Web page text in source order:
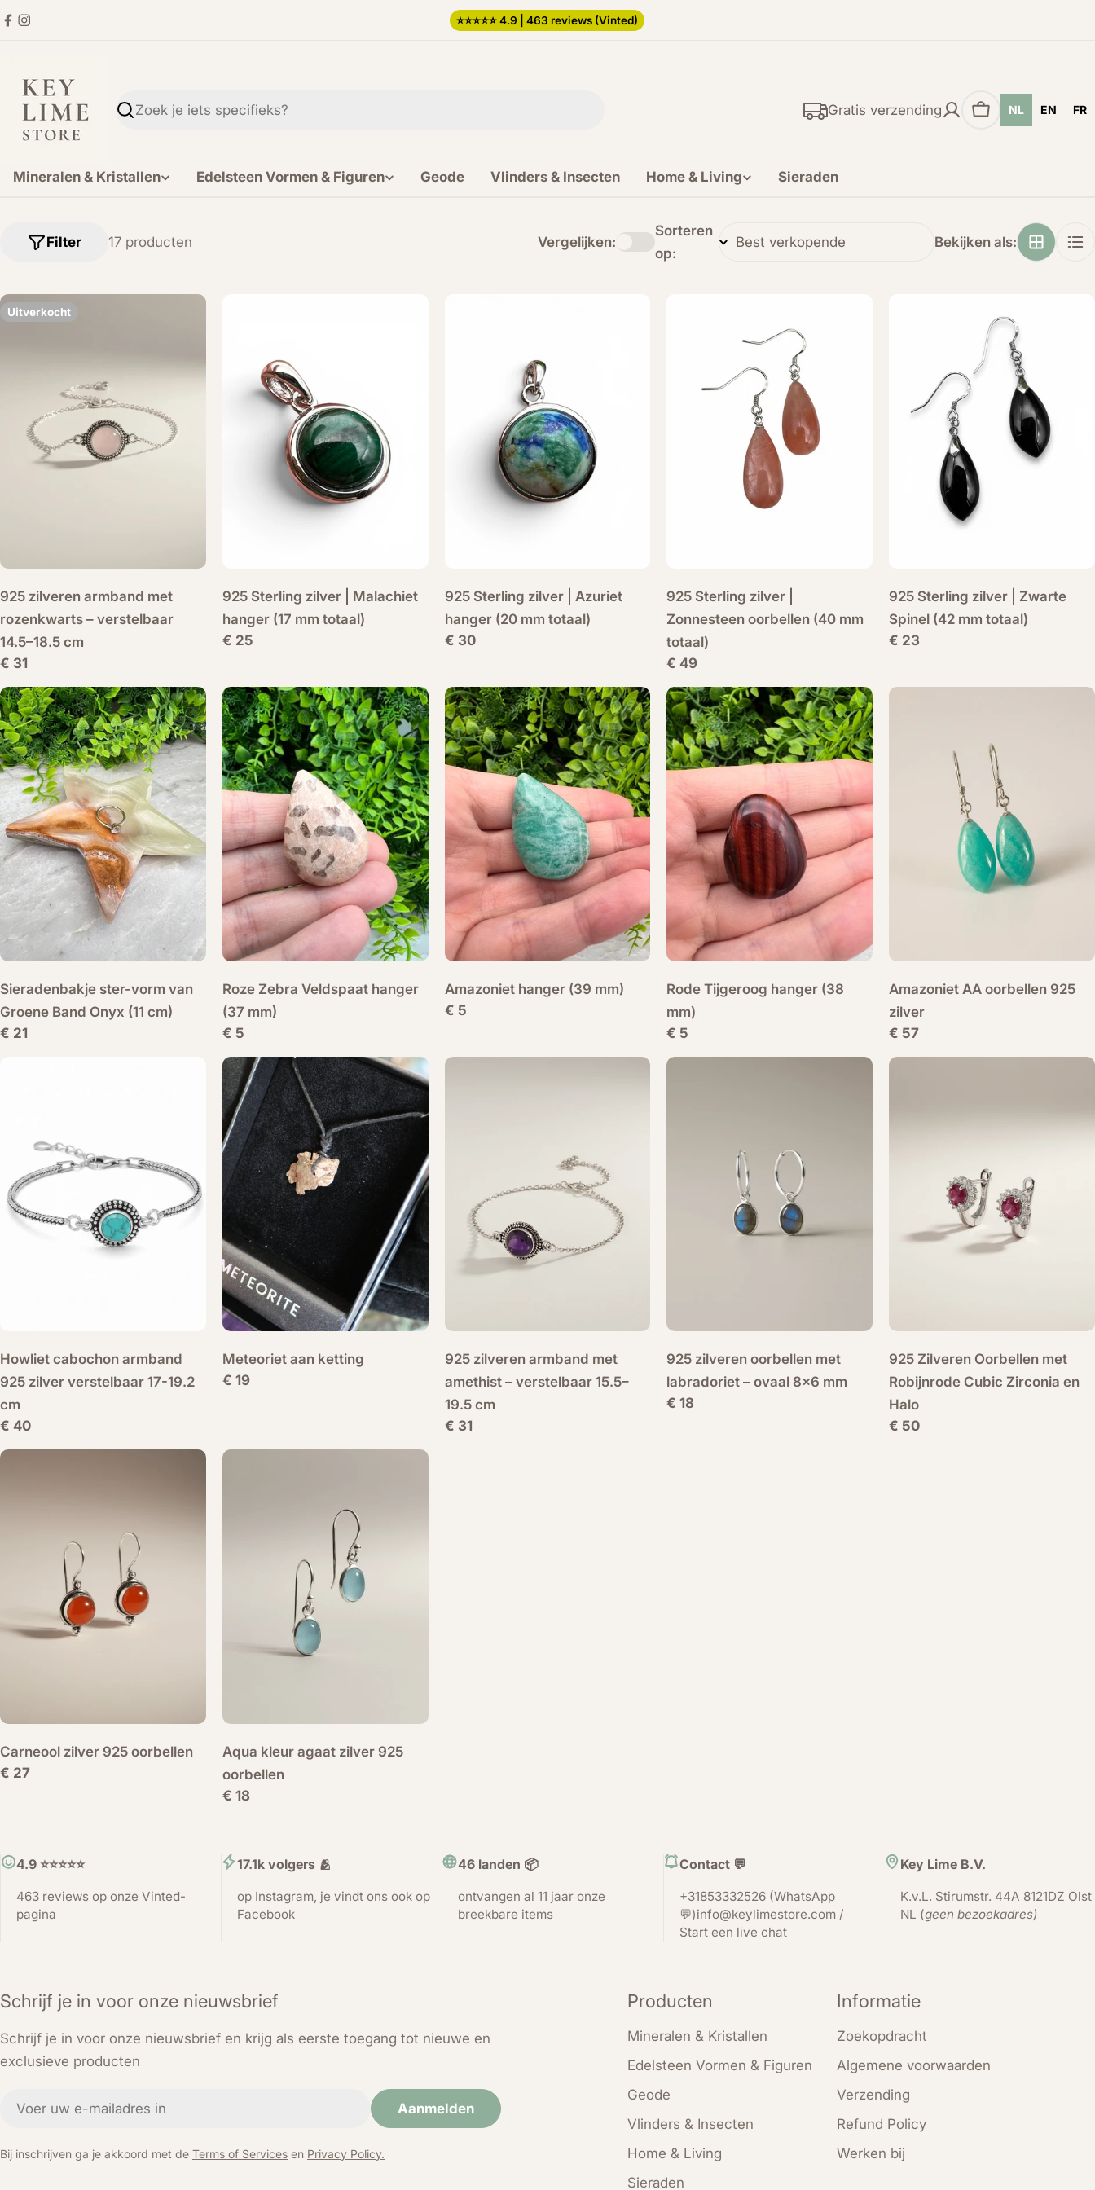
Ga
inhoud
Facebook
Instagram
⭐️⭐️⭐️⭐️⭐️ 4.9 | 463 reviews (Vinted)
Zoekopdracht
Gratis verzending
Winkelwagen
NL EN FR
Mineralen & Kristallen Edelsteen Vormen & Figuren Geode Vlinders & Insecten Home & Living Sieraden
17 producten
Filter Vergelijken:
Sorteren
op:
Bekijken als:
Uitverkocht
925 zilveren armband met
rozenkwarts – verstelbaar
14.5–18.5 cm
Normale
prijs
€ 31
925 Sterling zilver | Malachiet
hanger (17 mm totaal)
Normale
€ 25
925 Sterling zilver | Azuriet
hanger (20 mm totaal)
Normale
€ 30
925 Sterling zilver |
Zonnesteen oorbellen (40 mm
totaal)
Normale
prijs
€ 49
925 Sterling zilver | Zwarte
Spinel (42 mm totaal)
Normale
€ 23
Sieradenbakje ster-vorm van
Groene Band Onyx (11 cm)
Normale
€ 21
Roze Zebra Veldspaat hanger
(37 mm)
Normale
prijs
€ 5
Amazoniet hanger (39 mm)
Normale
€ 5
Rode Tijgeroog hanger (38
mm)
Normale
prijs
€ 5
Amazoniet AA oorbellen 925
zilver
Normale
prijs
€ 57
Howliet cabochon armband
925 zilver verstelbaar 17-19.2
cm
Normale
prijs
€ 40
Meteoriet aan ketting
Normale
€ 19
925 zilveren armband met
amethist – verstelbaar 15.5–
19.5 cm
Normale
€ 31
925 zilveren oorbellen met
labradoriet – ovaal 8x6 mm
Normale
€ 18
925 Zilveren Oorbellen met
Robijnrode Cubic Zirconia en
Halo
Normale
€ 50
Carneool zilver 925 oorbellen
Normale
€ 27
Aqua kleur agaat zilver 925
oorbellen
Normale
€ 18
4.9 ⭐️⭐️⭐️⭐️⭐️
463 reviews op onze Vinted-
pagina
17.1k volgers 🫂
op Instagram, je vindt ons ook op
Facebook
46 landen 📦
ontvangen al 11 jaar onze
breekbare items
Contact 💬
+31853332526 (WhatsApp
💬)info@keylimestore.com /
Start een live chat
Key Lime B.V.
K.v.L. Stirumstr. 44A 8121DZ Olst
NL (geen bezoekadres)
Schrijf je in voor onze nieuwsbrief
Schrijf je in voor onze nieuwsbrief en krijg als eerste toegang tot nieuwe en
exclusieve producten
Aanmelden
Bij inschrijven ga je akkoord met de Terms of Services en Privacy Policy.
Producten
Mineralen & Kristallen
Edelsteen Vormen & Figuren
Geode
Vlinders & Insecten
Home & Living
Sieraden
Informatie
Zoekopdracht
Algemene voorwaarden
Verzending
Refund Policy
Werken bij